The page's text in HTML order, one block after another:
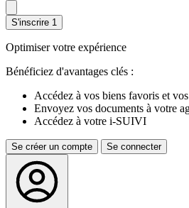
S'inscrire 1
Optimiser votre expérience
Bénéficiez d'avantages clés :
Accédez à vos biens favoris et
Envoyez vos documents à votre
Accédez à votre i-SUIVI
Se créer un compte Se connecter